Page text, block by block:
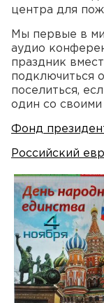
центра для
Мы первые в
аудио
праздник
подключиться
поселиться,
один со
Фонд
Российский